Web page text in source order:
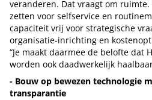
veranderen. Dat vraagt om ruimte.
zetten voor selfservice en
capaciteit vrij voor strategische
organisatie-inrichting en
“Je maakt daarmee de belofte dat
worden ook daadwerkelijk
- Bouw op bewezen technologie
transparantie